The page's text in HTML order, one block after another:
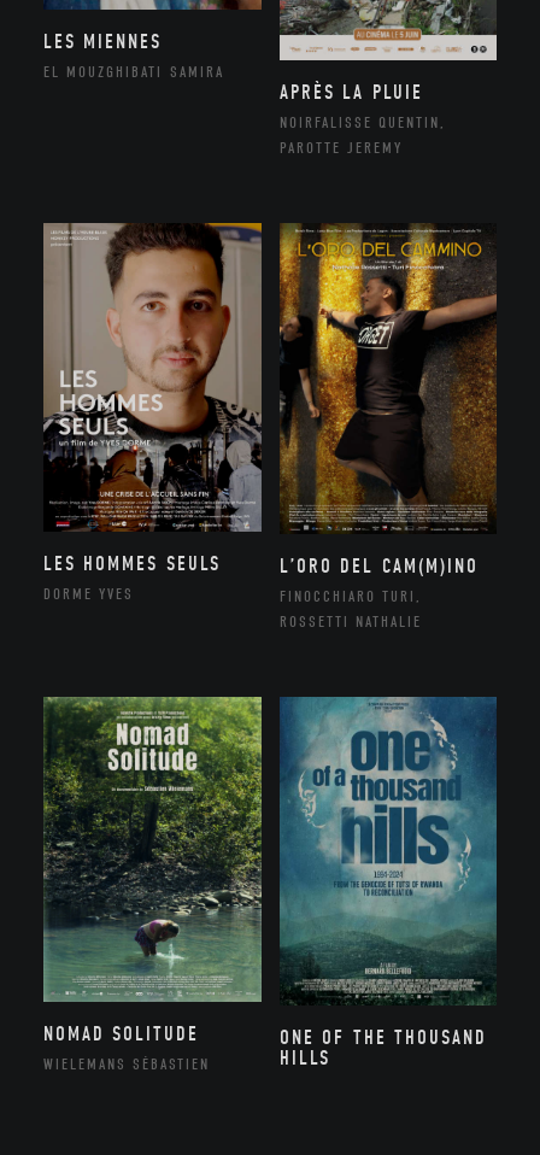
LES MIENNES
EL MOUZGHIBATI SAMIRA
APRÈS LA PLUIE
NOIRFALISSE QUENTIN,
PAROTTE JEREMY
LES HOMMES SEULS
DORME YVES
L’ORO DEL CAM(M)INO
FINOCCHIARO TURI,
ROSSETTI NATHALIE
NOMAD SOLITUDE
WIELEMANS SÉBASTIEN
ONE OF THE THOUSAND
HILLS